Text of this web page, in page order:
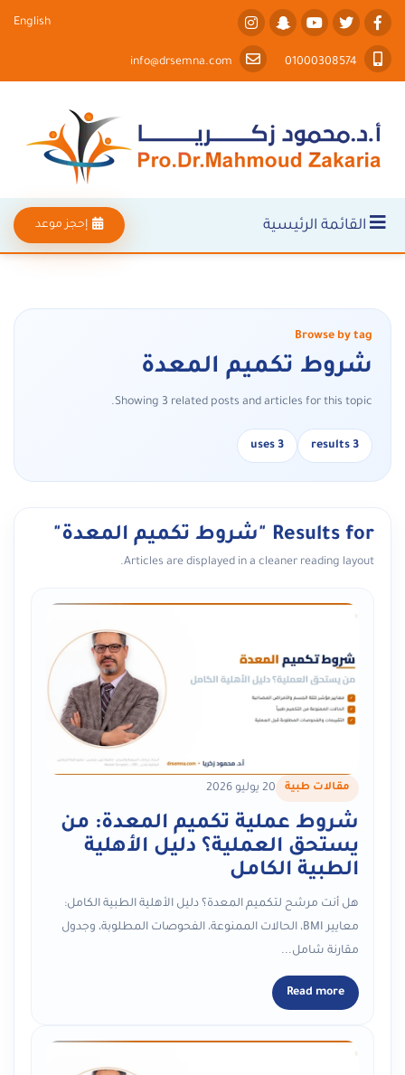
English
القائمة الرئيسية إحجز موعد
Browse by tag
شروط تكميم المعدة
Showing 3 related posts and articles for this topic.
3 results
3 uses
Results for "شروط تكميم المعدة"
Articles are displayed in a cleaner reading layout.
مقالات طبية 20 يوليو 2026
شروط عملية تكميم المعدة: من
يستحق العملية؟ دليل الأهلية
الطبية الكامل
هل أنت مرشح لتكميم المعدة؟ دليل الأهلية الطبية الكامل:
معايير BMI، الحالات الممنوعة، الفحوصات المطلوبة، وجدول
مقارنة شامل...
Read more